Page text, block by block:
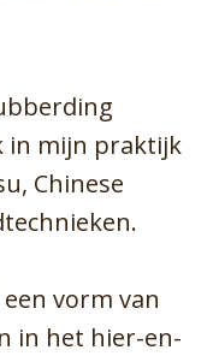
in mijn praktijk
Chinese
vorm van
in het hier-en-